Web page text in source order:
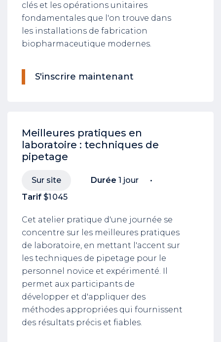
clés et les opérations unitaires
fondamentales que l'on trouve dans
les installations de fabrication
biopharmaceutique modernes.
S'inscrire maintenant
Meilleures pratiques en
laboratoire : techniques de
pipetage
Sur site Durée 1 jour
Tarif $1 045
Cet atelier pratique d'une journée se
concentre sur les meilleures pratiques
de laboratoire, en mettant l'accent sur
les techniques de pipetage pour le
personnel novice et expérimenté. Il
permet aux participants de
développer et d'appliquer des
méthodes appropriées qui fournissent
des résultats précis et fiables.